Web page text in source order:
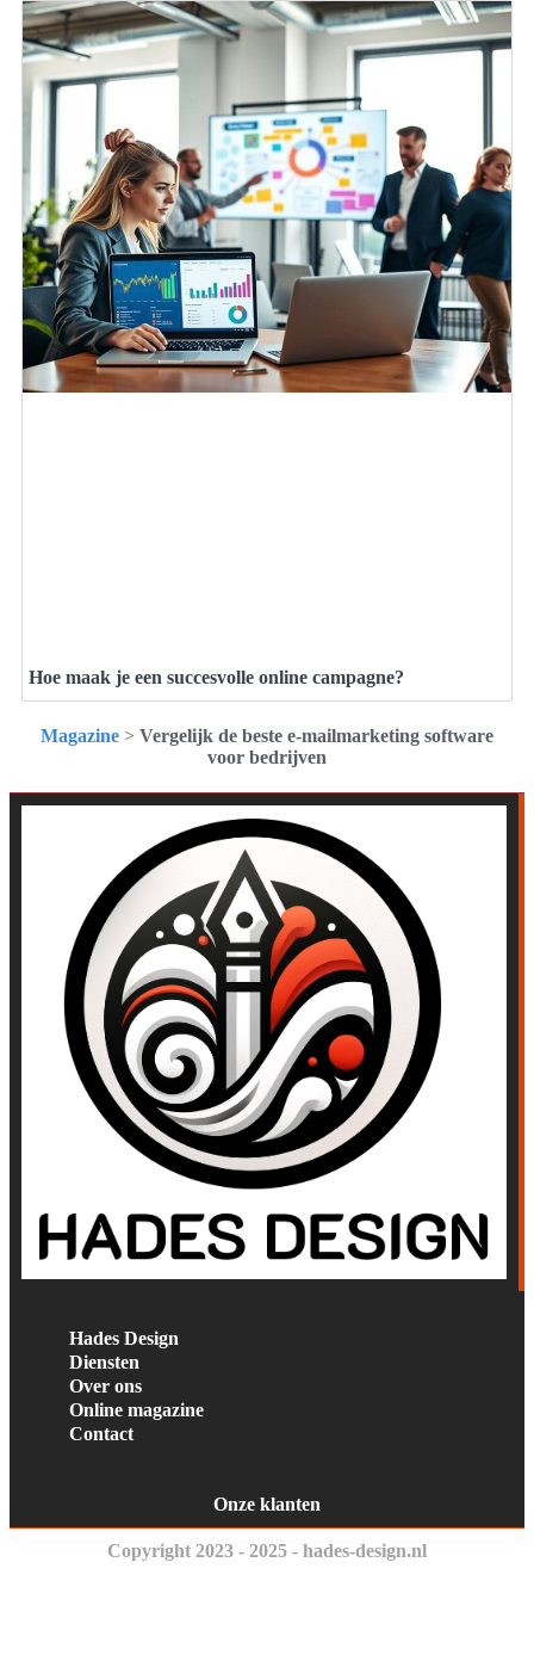
Hoe maak je een succesvolle online campagne?
Magazine > Vergelijk de beste e-mailmarketing software
voor bedrijven
Hades Design
Diensten
Over ons
Online magazine
Contact
Onze klanten
Copyright 2023 - 2025 - hades-design.nl